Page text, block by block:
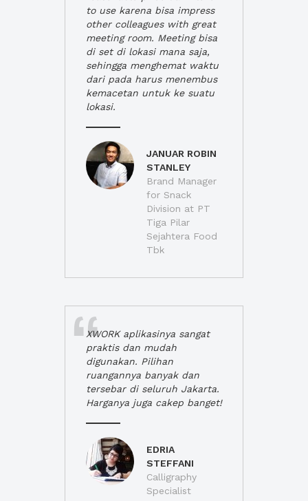
to use karena bisa impress
other colleagues with great
meeting room. Meeting bisa
di set di lokasi mana saja,
sehingga menghemat waktu
dari pada harus menembus
kemacetan untuk ke suatu
lokasi.
JANUAR ROBIN
STANLEY
Brand Manager
for Snack
Division at PT
Tiga Pilar
Sejahtera Food
Tbk
XWORK aplikasinya sangat
praktis dan mudah
digunakan. Pilihan
ruangannya banyak dan
tersebar di seluruh Jakarta.
Harganya juga cakep banget!
EDRIA
STEFFANI
Calligraphy
Specialist